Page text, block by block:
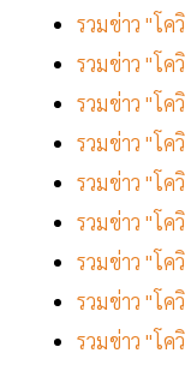
รวมข่าว "โ
รวมข่าว "โ
รวมข่าว "โ
รวมข่าว "โ
รวมข่าว "โ
รวมข่าว "โ
รวมข่าว "โ
รวมข่าว "โ
รวมข่าว "โ